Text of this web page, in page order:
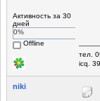
Активность за 30
дней
0%
Offline
тел.
icq.
niki